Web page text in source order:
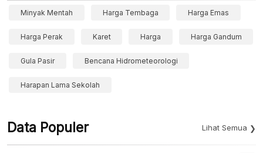
Minyak Mentah Harga Tembaga Harga Emas
Harga Perak Karet Harga Harga Gandum
Gula Pasir Bencana Hidrometeorologi
Harapan Lama Sekolah
Data Populer Lihat Semua